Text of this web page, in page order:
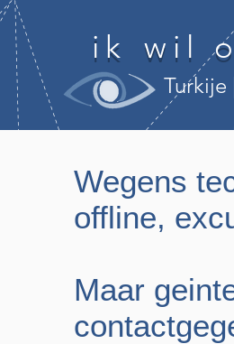
ik wil
Turkije |
Wegens
offline,
Maar